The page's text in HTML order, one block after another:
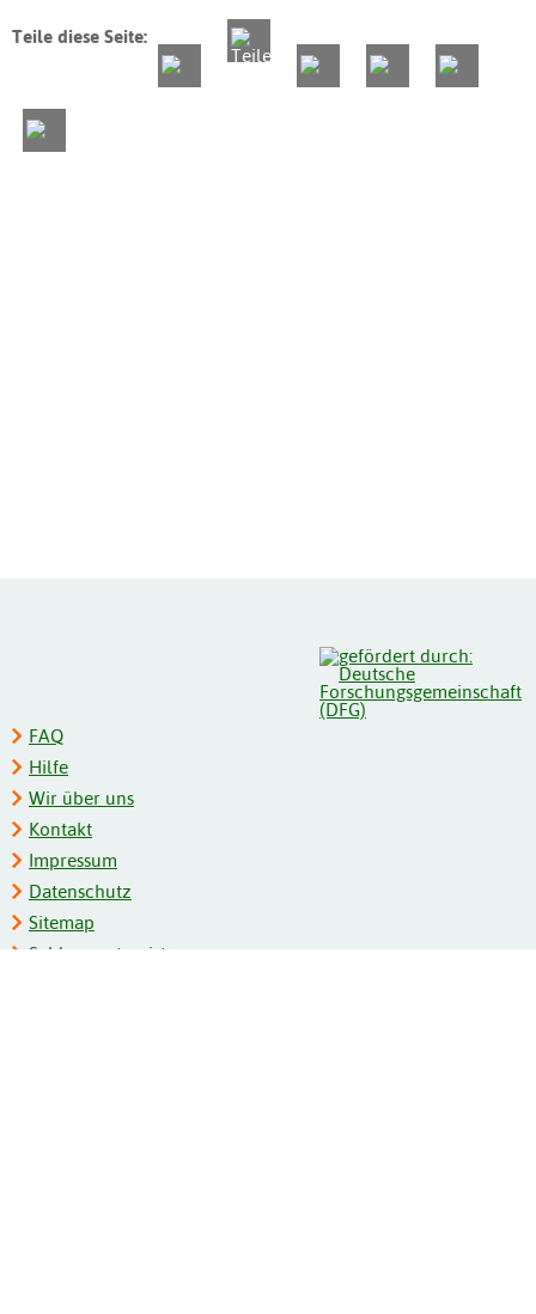
Teile diese Seite:
FAQ
Hilfe
Wir über uns
Kontakt
Impressum
Datenschutz
Sitemap
Schlagwortregister